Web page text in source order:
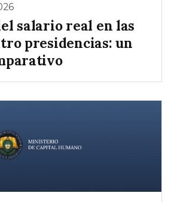
salario real en las
presidencias: un